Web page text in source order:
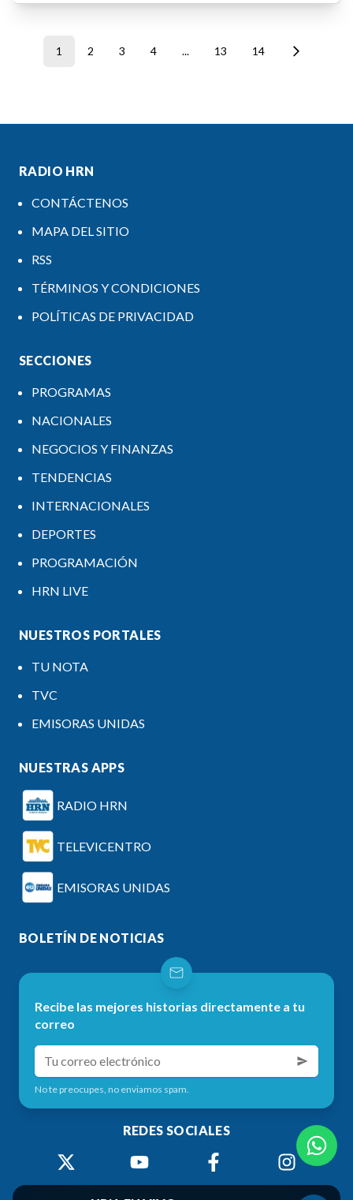
1 2 3 4 ... 13 14
RADIO HRN
CONTÁCTENOS
MAPA DEL SITIO
RSS
TÉRMINOS Y CONDICIONES
POLÍTICAS DE PRIVACIDAD
SECCIONES
PROGRAMAS
NACIONALES
NEGOCIOS Y FINANZAS
TENDENCIAS
INTERNACIONALES
DEPORTES
PROGRAMACIÓN
HRN LIVE
NUESTROS PORTALES
TU NOTA
TVC
EMISORAS UNIDAS
NUESTRAS APPS
RADIO HRN
TELEVICENTRO
EMISORAS UNIDAS
BOLETÍN DE NOTICIAS
Recibe las mejores historias directamente a tu
correo
No te preocupes, no enviamos spam.
REDES SOCIALES